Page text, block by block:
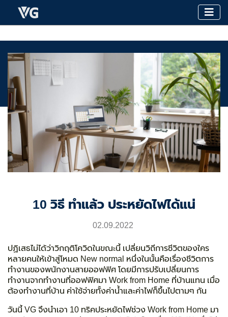
10 วิธี ทำแล้ว ประหยัดไฟได้แน่
02.09.2022
ปฏิเสธไม่ได้ว่าวิกฤติโควิดในขณะนี้ เปลี่ยนวิถีการชีวิตของใคร
หลายคนให้เข้าสู่โหมด New normal หนึ่งในนั้นคือเรื่องชีวิตการ
ทำงานของพนักงานสายออฟฟิศ โดยมีการปรับเปลี่ยนการ
ทำงานจากทำงานที่ออฟฟิศมา Work from Home ที่บ้านแทน เมื่อ
ต้องทำงานที่บ้าน ค่าใช้จ่ายทั้งค่าน้ำและค่าไฟก็ขึ้นไปตามๆ กัน
วันนี้ VG จึงนำเอา 10 ทริคประหยัดไฟช่วง Work from Home มา